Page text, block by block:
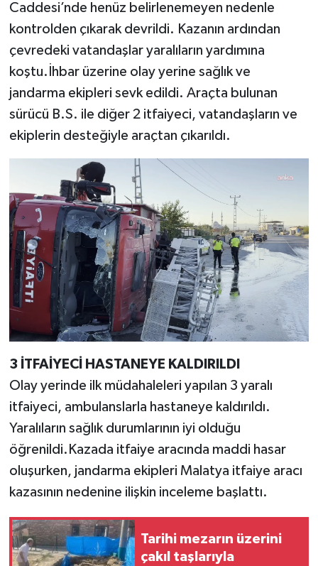
Caddesi’nde henüz belirlenemeyen nedenle
kontrolden çıkarak devrildi. Kazanın ardından
çevredeki vatandaşlar yaralıların yardımına
koştu.İhbar üzerine olay yerine sağlık ve
jandarma ekipleri sevk edildi. Araçta bulunan
sürücü B.S. ile diğer 2 itfaiyeci, vatandaşların ve
ekiplerin desteğiyle araçtan çıkarıldı.
3 İTFAİYECİ HASTANEYE KALDIRILDI
Olay yerinde ilk müdahaleleri yapılan 3 yaralı
itfaiyeci, ambulanslarla hastaneye kaldırıldı.
Yaralıların sağlık durumlarının iyi olduğu
öğrenildi.Kazada itfaiye aracında maddi hasar
oluşurken, jandarma ekipleri Malatya itfaiye aracı
kazasının nedenine ilişkin inceleme başlattı.
Tarihi mezarın üzerini
çakıl taşlarıyla